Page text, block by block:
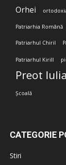
Orhei
Patriarhia Română
Patriarhul Chiril
Patriarhul Kirill
Preot
Școală
CATEGORIE
Stiri